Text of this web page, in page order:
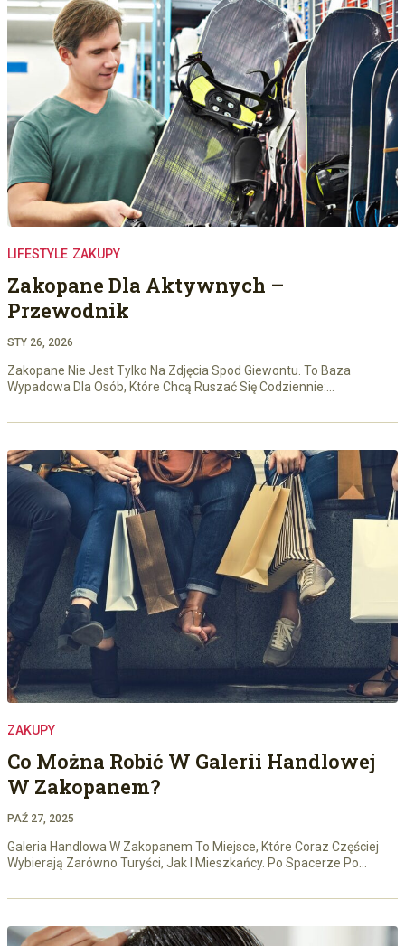
LIFESTYLE ZAKUPY
Zakopane Dla Aktywnych –
Przewodnik
STY 26, 2026
Zakopane Nie Jest Tylko Na Zdjęcia Spod Giewontu. To Baza
Wypadowa Dla Osób, Które Chcą Ruszać Się Codziennie:…
ZAKUPY
Co Można Robić W Galerii Handlowej
W Zakopanem?
PAŹ 27, 2025
Galeria Handlowa W Zakopanem To Miejsce, Które Coraz Częściej
Wybierają Zarówno Turyści, Jak I Mieszkańcy. Po Spacerze Po…